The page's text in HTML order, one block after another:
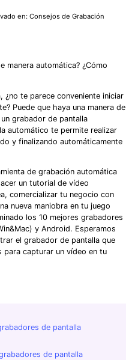
en:Consejos de Grabación
manera automática? ¿Cómo
¿no te parece conveniente iniciar
Puede que haya una manera de
grabador de pantalla
automático te permite realizar
y finalizando automáticamente
de grabación automática
un tutorial de vídeo
comercializar tu negocio con
nueva maniobra en tu juego
los 10 mejores grabadores
y Android. Esperamos
el grabador de pantalla que
para capturar un vídeo en tu
de pantalla
de pantalla